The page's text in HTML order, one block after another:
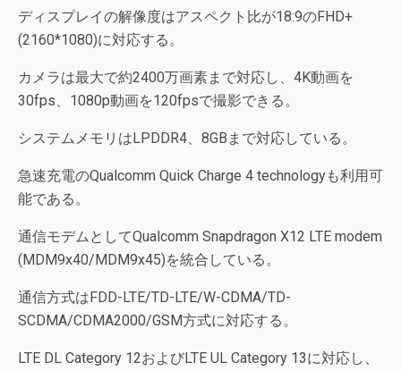
ディスプレイの解像度はアスペクト比が18:9のFHD+
(2160*1080)に対応する。
カメラは最大で約2400万画素まで対応し、4K動画を
30fps、1080p動画を120fpsで撮影できる。
システムメモリはLPDDR4、8GBまで対応している。
急速充電のQualcomm Quick Charge 4 technologyも利用可
能である。
通信モデムとしてQualcomm Snapdragon X12 LTE modem
(MDM9x40/MDM9x45)を統合している。
通信方式はFDD-LTE/TD-LTE/W-CDMA/TD-
SCDMA/CDMA2000/GSM方式に対応する。
LTE DL Category 12およびLTE UL Category 13に対応し、